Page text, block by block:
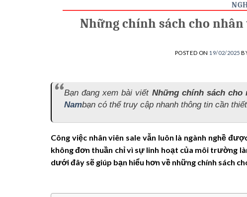
Những chính sách cho
POSTED ON 19/02/2025
Bạn đang xem bài viết Những chính sách cho
Nambạn có thể truy cập nhanh thông tin cần
Công việc nhân viên sale vẫn luôn là ngành nghề
không đơn thuần chỉ vì sự linh hoạt của môi trường
dưới đây sẽ giúp bạn hiểu hơn về những chính sách